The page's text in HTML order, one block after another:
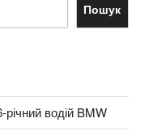
Пошук
водій BMW